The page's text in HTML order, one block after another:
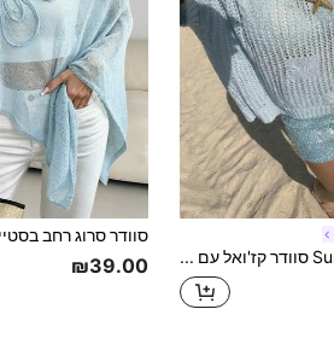
Sunnyshic סוודר קז'ואל עם דוגמא חלולה לנשים, אופנתי לחופשה, מתאים ללבוש חוף באביב/קיץ. חופשת קיץ מושלמת. ₪39.00